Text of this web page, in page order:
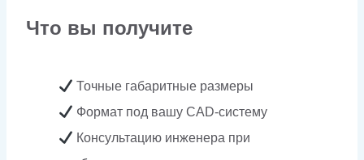
Что вы получите
Точные габаритные размеры
Формат под вашу CAD-систему
Консультацию инженера при